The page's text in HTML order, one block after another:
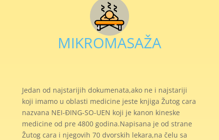
MIKROMASAŽA
Jedan od najstarijih dokumenata,ako ne i najstariji
koji imamo u oblasti medicine jeste knjiga Žutog cara
nazvana NEI-ĐING-SO-UEN koji je kanon kineske
medicine od pre 4800 godina.Napisana je od strane
Žutog cara i njegovih 70 dvorskih lekara,na čelu sa